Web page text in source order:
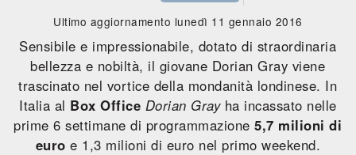
Ultimo aggiornamento lunedì 11 gennaio 2016
Sensibile e impressionabile, dotato di straordinaria
bellezza e nobiltà, il giovane Dorian Gray viene
trascinato nel vortice della mondanità londinese. In
Italia al Box Office Dorian Grayha incassato nelle
prime 6 settimane di programmazione5,7 milioni di
euro e 1,3 milioni di euro nel primo weekend.